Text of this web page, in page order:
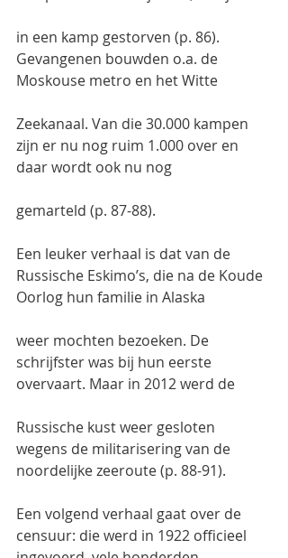
in een kamp gestorven (p. 86).
Gevangenen bouwden o.a. de
Moskouse metro en het Witte
Zeekanaal. Van die 30.000 kampen
zijn er nu nog ruim 1.000 over en
daar wordt ook nu nog
gemarteld (p. 87-88).
Een leuker verhaal is dat van de
Russische Eskimo’s, die na de Koude
Oorlog hun familie in Alaska
weer mochten bezoeken. De
schrijfster was bij hun eerste
overvaart. Maar in 2012 werd de
Russische kust weer gesloten
wegens de militarisering van de
noordelijke zeeroute (p. 88-91).
Een volgend verhaal gaat over de
censuur: die werd in 1922 officieel